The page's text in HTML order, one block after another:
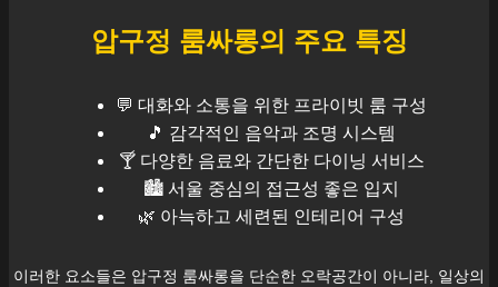
압구정 룸싸롱의 주요 특징
💬 대화와 소통을 위한 프라이빗 룸 구성
🎵 감각적인 음악과 조명 시스템
🍸 다양한 음료와 간단한 다이닝 서비스
🏙️ 서울 중심의 접근성 좋은 입지
🌿 아늑하고 세련된 인테리어 구성
이러한 요소들은 압구정 룸싸롱을 단순한 오락공간이 아니라, 일상의